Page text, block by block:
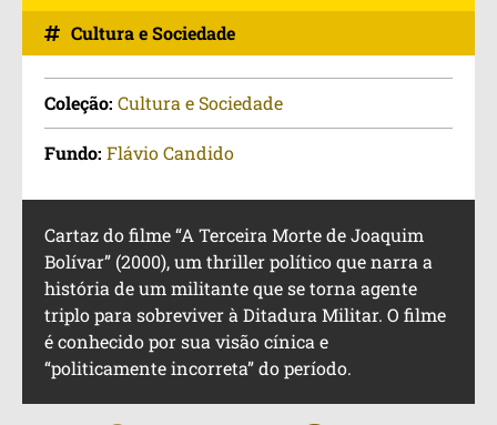
Cultura e Sociedade
Coleção: Cultura e Sociedade
Fundo: Flávio Candido
Cartaz do filme “A Terceira Morte de Joaquim
Bolívar” (2000), um thriller político que narra a
história de um militante que se torna agente
triplo para sobreviver à Ditadura Militar. O filme
é conhecido por sua visão cínica e
“politicamente incorreta” do período.